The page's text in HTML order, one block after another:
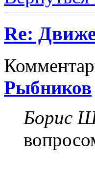
Re:
Рыбников
Борис